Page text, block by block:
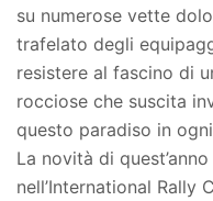
su numerose vette
trafelato degli
resistere al fascino di
rocciose che suscita
questo paradiso in
La novità di
nell’International Rally